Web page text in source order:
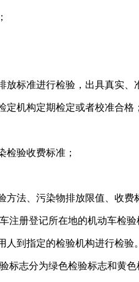
标准进行检验，出具真实、
机构定期检定或者校准合格；
验收费标准；
、污染物排放限值、收费
注册登记所在地的机动车检验
到指定的检验机构进行检验。
标志分为绿色检验标志和黄